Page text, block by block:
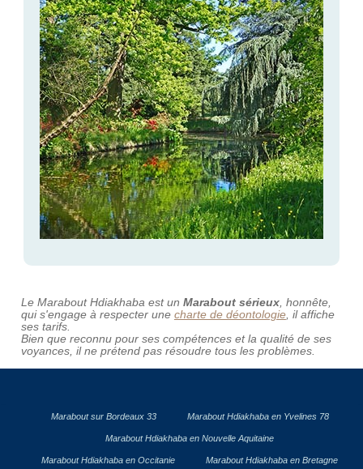
Le Marabout Hdiakhaba est un Marabout sérieux, honnête,
qui s'engage à respecter une charte de déontologie, il affiche
ses tarifs.
Bien que reconnu pour ses compétences et la qualité de ses
voyances, il ne prétend pas résoudre tous les problèmes.
Marabout sur Bordeaux 33 Marabout Hdiakhaba en Yvelines 78
Marabout Hdiakhaba en Nouvelle Aquitaine
Marabout Hdiakhaba en Occitanie Marabout Hdiakhaba en Bretagne